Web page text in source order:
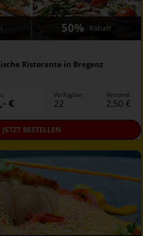
Ristorante in Bregenz
50% Rabatt
€
Verfügbar:
22
Versand:
2,50 €
JETZTBESTELLEN